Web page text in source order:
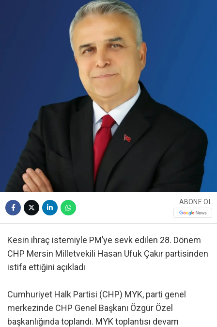
ABONE OL
Kesin ihraç istemiyle PM’ye sevk edilen 28. Dönem
CHP Mersin Milletvekili Hasan Ufuk Çakır partisinden
istifa ettiğini açıkladı
Cumhuriyet Halk Partisi (CHP) MYK, parti genel
merkezinde CHP Genel Başkanı Özgür Özel
başkanlığında toplandı. MYK toplantısı devam